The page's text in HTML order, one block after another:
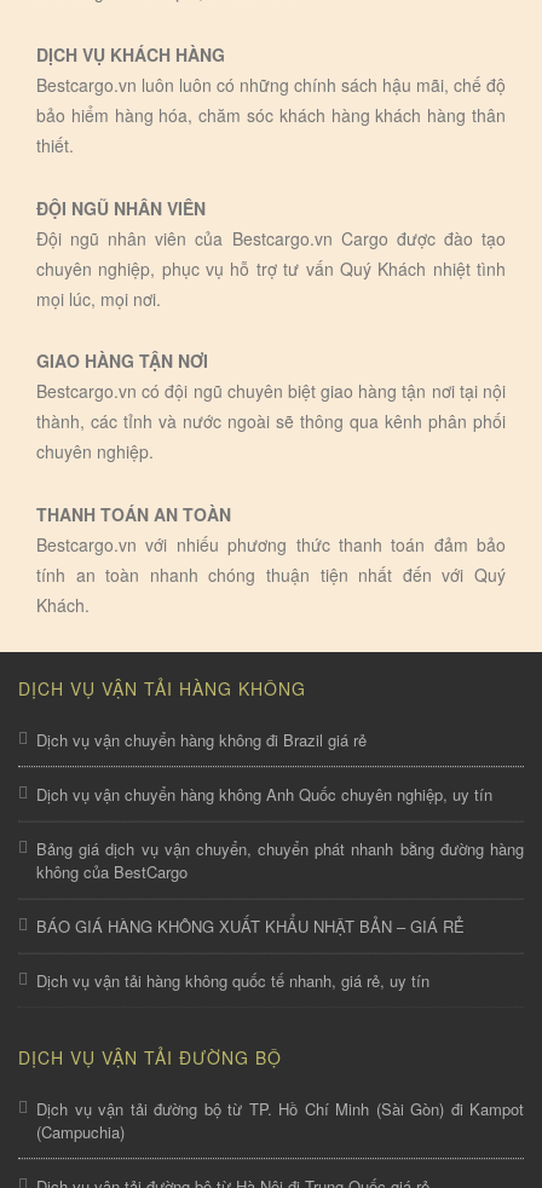
DỊCH VỤ KHÁCH HÀNG
Bestcargo.vn luôn luôn có những chính sách hậu mãi, chế độ
bảo hiểm hàng hóa, chăm sóc khách hàng khách hàng thân
thiết.
ĐỘI NGŨ NHÂN VIÊN
Đội ngũ nhân viên của Bestcargo.vn Cargo được đào tạo
chuyên nghiệp, phục vụ hỗ trợ tư vấn Quý Khách nhiệt tình
mọi lúc, mọi nơi.
GIAO HÀNG TẬN NƠI
Bestcargo.vn có đội ngũ chuyên biệt giao hàng tận nơi tại nội
thành, các tỉnh và nước ngoài sẽ thông qua kênh phân phối
chuyên nghiệp.
THANH TOÁN AN TOÀN
Bestcargo.vn với nhiếu phương thức thanh toán đảm bảo
tính an toàn nhanh chóng thuận tiện nhất đến với Quý
Khách.
DỊCH VỤ VẬN TẢI HÀNG KHÔNG
Dịch vụ vận chuyển hàng không đi Brazil giá rẻ
Dịch vụ vận chuyển hàng không Anh Quốc chuyên nghiệp, uy tín
Bảng giá dịch vụ vận chuyển, chuyển phát nhanh bằng đường hàng
không của BestCargo
BÁO GIÁ HÀNG KHÔNG XUẤT KHẨU NHẬT BẢN – GIÁ RẺ
Dịch vụ vận tải hàng không quốc tế nhanh, giá rẻ, uy tín
DỊCH VỤ VẬN TẢI ĐƯỜNG BỘ
Dịch vụ vận tải đường bộ từ TP. Hồ Chí Minh (Sài Gòn) đi Kampot
(Campuchia)